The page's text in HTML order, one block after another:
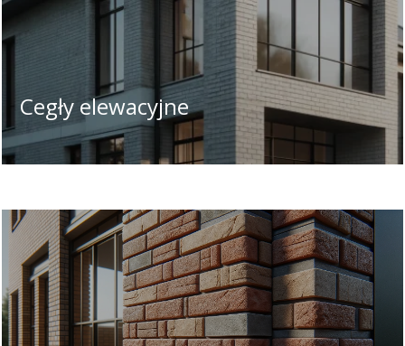
Cegły elewacyjne